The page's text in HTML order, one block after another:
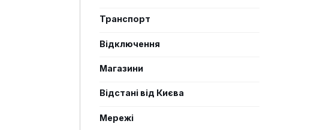
Транспорт
Відключення
Магазини
Відстані від Києва
Мережі